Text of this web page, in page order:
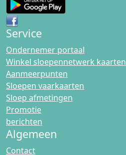
Service
Ondernemer portaal
Winkel sloepennetwerk kaarten
Aanmeerpunten
Sloepen vaarkaarten
Sloep afmetingen
Promotie
berichten
Algemeen
Contact